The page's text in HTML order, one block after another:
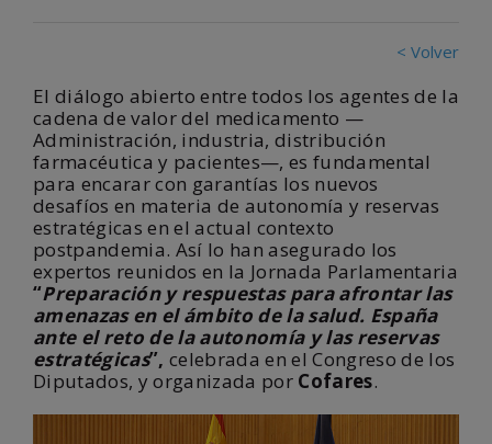
< Volver
El diálogo abierto entre todos los agentes de la
cadena de valor del medicamento —
Administración, industria, distribución
farmacéutica y pacientes—, es fundamental
para encarar con garantías los nuevos
desafíos en materia de autonomía y reservas
estratégicas en el actual contexto
postpandemia. Así lo han asegurado los
expertos reunidos en la Jornada Parlamentaria
“Preparación y respuestas para afrontar las
amenazas en el ámbito de la salud. España
ante el reto de la autonomía y las reservas
estratégicas”, celebrada en el Congreso de los
Diputados, y organizada por Cofares.